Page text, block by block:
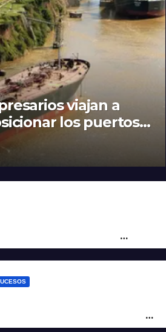
viajan a
los puertos
Fe como salida
mineras